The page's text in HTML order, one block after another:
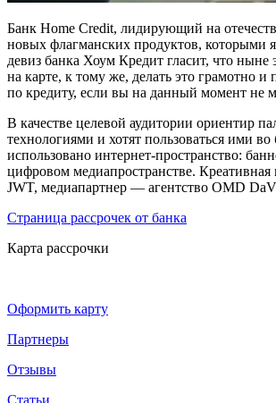
Банк Home Credit, лидирующий на
новых флагманских продуктов, которыми
девиз банка Хоум Кредит гласит, что
на карте, к тому же, делать это грамотно
по кредиту, если вы на данный момент не
В качестве целевой аудитории ориентир
технологиями и хотят пользоваться ими
использовано интернет-пространство:
цифровом медиапространстве.
JWT, медиапартнер — агентство OMD
Страница рассрочек от банка
Карта рассрочки
Оформить карту
Партнеры
Отзывы